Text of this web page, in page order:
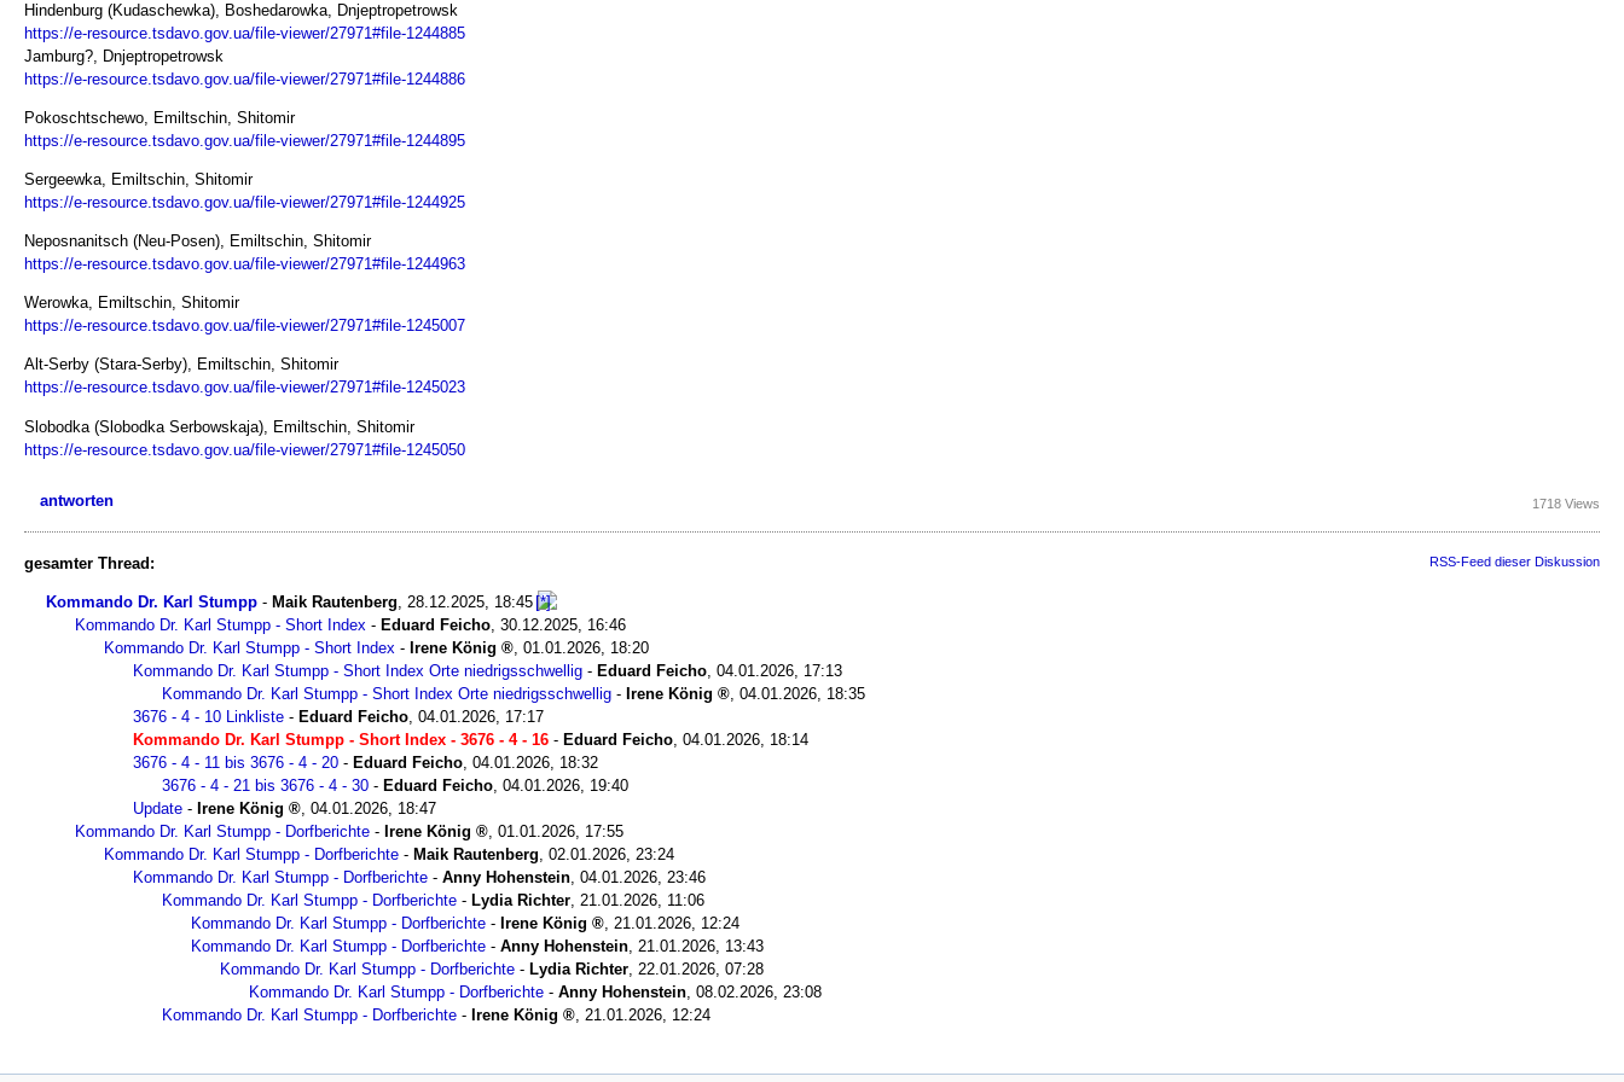
Hindenburg (Kudaschewka), Boshedarowka, Dnjeptropetrowsk
https://e-resource.tsdavo.gov.ua/file-viewer/27971#file-1244885
Jamburg?, Dnjeptropetrowsk
https://e-resource.tsdavo.gov.ua/file-viewer/27971#file-1244886
Pokoschtschewo, Emiltschin, Shitomir
https://e-resource.tsdavo.gov.ua/file-viewer/27971#file-1244895
Sergeewka, Emiltschin, Shitomir
https://e-resource.tsdavo.gov.ua/file-viewer/27971#file-1244925
Neposnanitsch (Neu-Posen), Emiltschin, Shitomir
https://e-resource.tsdavo.gov.ua/file-viewer/27971#file-1244963
Werowka, Emiltschin, Shitomir
https://e-resource.tsdavo.gov.ua/file-viewer/27971#file-1245007
Alt-Serby (Stara-Serby), Emiltschin, Shitomir
https://e-resource.tsdavo.gov.ua/file-viewer/27971#file-1245023
Slobodka (Slobodka Serbowskaja), Emiltschin, Shitomir
https://e-resource.tsdavo.gov.ua/file-viewer/27971#file-1245050
antworten 1718 Views
gesamter Thread: RSS-Feed dieser Diskussion
Kommando Dr. Karl Stumpp - Maik Rautenberg
28.12.2025, 18:45
Kommando Dr. Karl Stumpp - Short Index - Eduard Feicho 30.12.2025, 16:46
Kommando Dr. Karl Stumpp - Short Index - Irene König
01.01.2026, 18:20
Kommando Dr. Karl Stumpp - Short Index Orte niedrigsschwellig - Eduard Feicho 04.01.2026, 17:13
Kommando Dr. Karl Stumpp - Short Index Orte niedrigsschwellig - Irene König
04.01.2026, 18:35
3676 - 4 - 10 Linkliste - Eduard Feicho 04.01.2026, 17:17
Kommando Dr. Karl Stumpp - Short Index - 3676 - 4 - 16 - Eduard Feicho 04.01.2026, 18:14
3676 - 4 - 11 bis 3676 - 4 - 20 - Eduard Feicho 04.01.2026, 18:32
3676 - 4 - 21 bis 3676 - 4 - 30 - Eduard Feicho 04.01.2026, 19:40
Update - Irene König
04.01.2026, 18:47
Kommando Dr. Karl Stumpp - Dorfberichte - Irene König
01.01.2026, 17:55
Kommando Dr. Karl Stumpp - Dorfberichte - Maik Rautenberg 02.01.2026, 23:24
Kommando Dr. Karl Stumpp - Dorfberichte - Anny Hohenstein 04.01.2026, 23:46
Kommando Dr. Karl Stumpp - Dorfberichte - Lydia Richter 21.01.2026, 11:06
Kommando Dr. Karl Stumpp - Dorfberichte - Irene König
21.01.2026, 12:24
Kommando Dr. Karl Stumpp - Dorfberichte - Anny Hohenstein 21.01.2026, 13:43
Kommando Dr. Karl Stumpp - Dorfberichte - Lydia Richter 22.01.2026, 07:28
Kommando Dr. Karl Stumpp - Dorfberichte - Anny Hohenstein 08.02.2026, 23:08
Kommando Dr. Karl Stumpp - Dorfberichte - Irene König 21.01.2026, 12:24